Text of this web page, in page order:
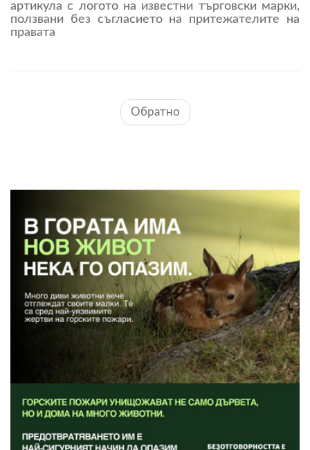
артикула с логото на известни търговски марки,
ползвани без съгласието на притежателите на
правата
Обратно